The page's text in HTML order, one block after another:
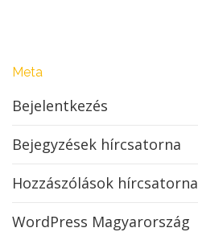
Meta
Bejelentkezés
Bejegyzések hírcsatorna
Hozzászólások hírcsatorna
WordPress Magyarország